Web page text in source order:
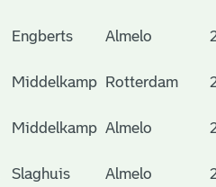
Engberts Almelo
Middelkamp Rotterdam
Middelkamp Almelo
Slaghuis Almelo